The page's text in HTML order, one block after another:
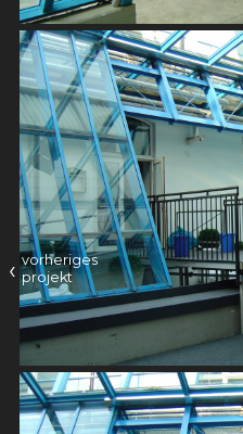
‹ vorheriges
projekt